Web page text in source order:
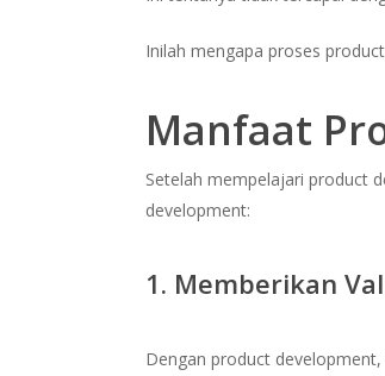
Inilah mengapa proses
Manfaat
Setelah mempelajari product
development:
1. Memberikan
Dengan product